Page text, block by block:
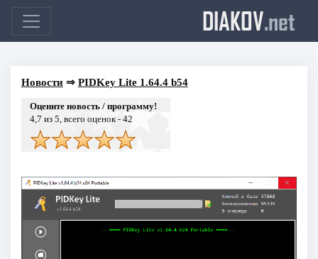
DIAKOV.net
Новости⇒ PIDKey Lite 1.64.4 b54
Оцените новость / программу!
4,7 из 5, всего оценок - 42